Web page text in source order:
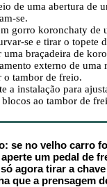
de uma abertura de
se.
gorro koronchaty de
se e tirar o topete
uma braçadeira de
externo de uma
o tambor de freio.
a instalação para
blocos ao tambor de
se no velho carro
um pedal de
agora tirar a
que a prensagem